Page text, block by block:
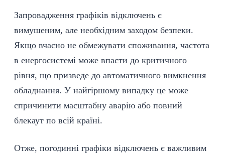
Запровадження графіків відключень є
вимушеним, але необхідним заходом безпеки.
Якщо вчасно не обмежувати споживання, частота
в енергосистемі може впасти до критичного
рівня, що призведе до автоматичного вимкнення
обладнання. У найгіршому випадку це може
спричинити масштабну аварію або повний
блекаут по всій країні.
Отже, погодинні графіки відключень є важливим